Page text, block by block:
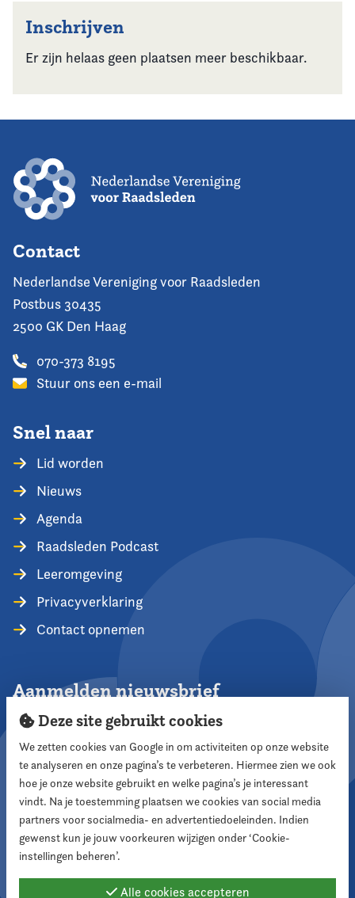
Inschrijven
Er zijn helaas geen plaatsen meer beschikbaar.
Contact
Nederlandse Vereniging voor Raadsleden
Postbus 30435
2500 GK Den Haag
070-373 8195
Stuur ons een e-mail
Snel naar
Lid worden
Nieuws
Agenda
Raadsleden Podcast
Leeromgeving
Privacyverklaring
Contact opnemen
Aanmelden nieuwsbrief
Aanmelden
Volg ons
Deze site gebruikt cookies
We zetten cookies van Google in om activiteiten op onze website
te analyseren en onze pagina’s te verbeteren. Hiermee zien we ook
hoe je onze website gebruikt en welke pagina’s je interessant
vindt. Na je toestemming plaatsen we cookies van social media
partners voor socialmedia- en advertentiedoeleinden. Indien
gewenst kun je jouw voorkeuren wijzigen onder ‘Cookie-
instellingen beheren’.
Alle cookies accepteren